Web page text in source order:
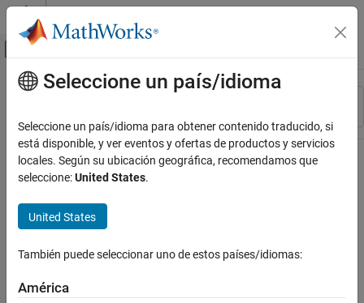
Saltar al contenido
Mostrar/ocultar menú de navegación
Recurso
Contenido principal
Seleccione un país/idioma
Seleccione un país/idioma para obtener contenido traducido, si
está disponible, y ver eventos y ofertas de productos y servicios
locales. Según su ubicación geográfica, recomendamos que
seleccione:United States.
United States
También puede seleccionar uno de estos países/idiomas:
América